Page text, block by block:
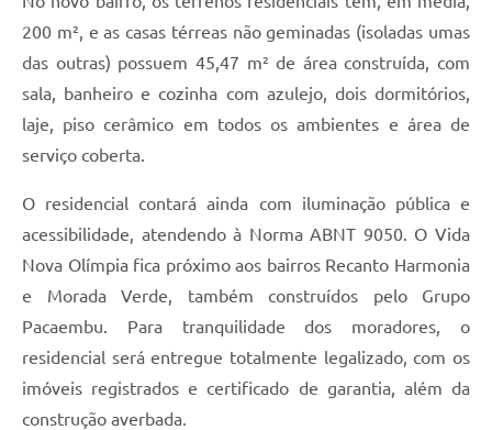
200 m², e as casas térreas não geminadas (isoladas umas
das outras) possuem 45,47 m² de área construída, com
sala, banheiro e cozinha com azulejo, dois dormitórios,
laje, piso cerâmico em todos os ambientes e área de
serviço coberta.
O residencial contará ainda com iluminação pública e
acessibilidade, atendendo à Norma ABNT 9050. O Vida
Nova Olímpia fica próximo aos bairros Recanto Harmonia
e Morada Verde, também construídos pelo Grupo
Pacaembu. Para tranquilidade dos moradores, o
residencial será entregue totalmente legalizado, com os
imóveis registrados e certificado de garantia, além da
construção averbada.